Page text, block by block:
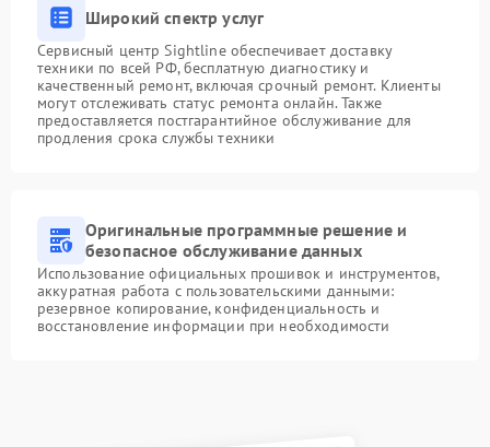
Широкий спектр услуг
Сервисный центр Sightline обеспечивает доставку
техники по всей РФ, бесплатную диагностику и
качественный ремонт, включая срочный ремонт. Клиенты
могут отслеживать статус ремонта онлайн. Также
предоставляется постгарантийное обслуживание для
продления срока службы техники
Оригинальные программные решение и
безопасное обслуживание данных
Использование официальных прошивок и инструментов,
аккуратная работа с пользовательскими данными:
резервное копирование, конфиденциальность и
восстановление информации при необходимости